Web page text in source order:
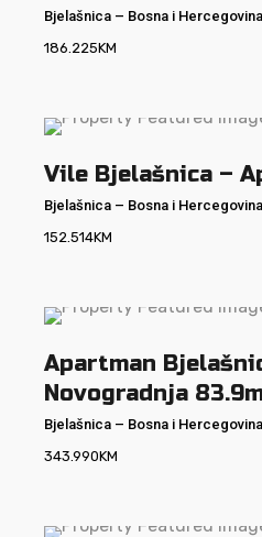
Bjelašnica – Bosna i Hercegovina
186.225KM
Vile Bjelašnica –
Bjelašnica – Bosna i Hercegovina
152.514KM
Apartman
Novogradnja
Bjelašnica – Bosna i Hercegovina
343.990KM